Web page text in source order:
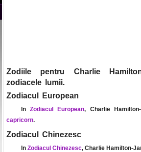
Zodiile pentru Charlie
zodiacele lumii.
Zodiacul European
InZodiacul European, Charlie
capricorn.
Zodiacul Chinezesc
In Zodiacul Chinezesc, Charlie Hamilton-